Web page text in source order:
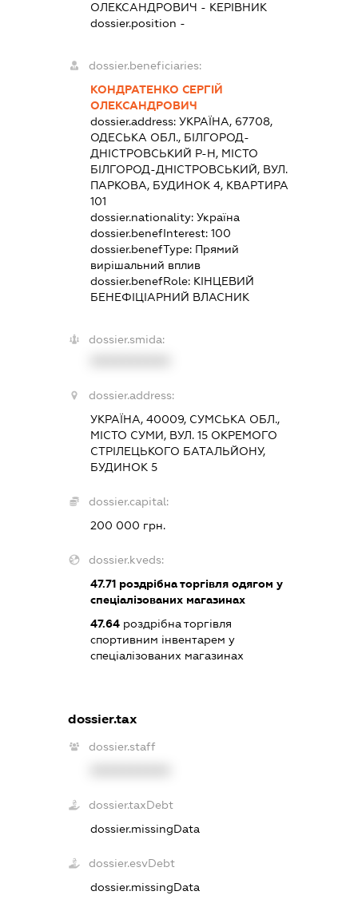
ОЛЕКСАНДРОВИЧ - КЕРІВНИК
dossier.position -
dossier.beneficiaries:
КОНДРАТЕНКО СЕРГІЙ
ОЛЕКСАНДРОВИЧ
dossier.address: УКРАЇНА, 67708,
ОДЕСЬКА ОБЛ., БІЛГОРОД-
ДНІСТРОВСЬКИЙ Р-Н, МІСТО
БІЛГОРОД-ДНІСТРОВСЬКИЙ, ВУЛ.
ПАРКОВА, БУДИНОК 4, КВАРТИРА
101
dossier.nationality: Україна
dossier.benefInterest: 100
dossier.benefType: Прямий
вирішальний вплив
dossier.benefRole: КІНЦЕВИЙ
БЕНЕФІЦІАРНИЙ ВЛАСНИК
dossier.smida:
dossier.address:
УКРАЇНА, 40009, СУМСЬКА ОБЛ.,
МІСТО СУМИ, ВУЛ. 15 ОКРЕМОГО
СТРІЛЕЦЬКОГО БАТАЛЬЙОНУ,
БУДИНОК 5
dossier.capital:
200 000 грн.
dossier.kveds:
47.71роздрібна торгівля одягом у
спеціалізованих магазинах
47.64роздрібна торгівля
спортивним інвентарем у
спеціалізованих магазинах
dossier.tax
dossier.staff
dossier.taxDebt
dossier.missingData
dossier.esvDebt
dossier.missingData